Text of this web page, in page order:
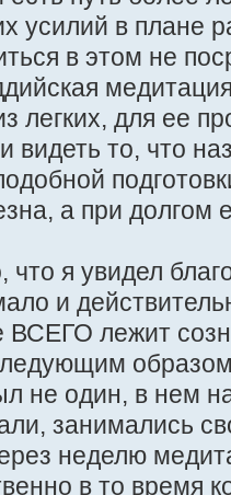
усилий в плане
в этом не
легких, для ее
видеть то, что
а при долгом
что я увидел
и
ВСЕГО лежит
не один, в нем
занимались
неделю
в то время